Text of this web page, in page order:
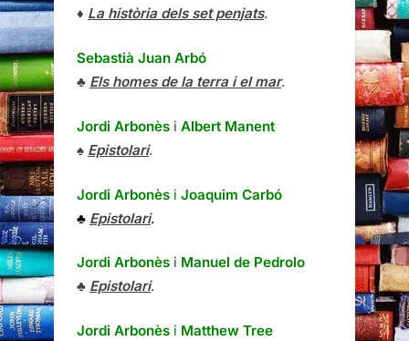
♦ La història dels set penjats.
Sebastià Juan Arbó
♣ Els homes de la terra i el mar.
Jordi Arbonès i Albert Manent
♠ Epistolari.
Jordi Arbonès i Joaquim Carbó
♣ Epistolari.
Jordi Arbonès i Manuel de Pedrolo
♣ Epistolari.
Jordi Arbonès i Matthew Tree